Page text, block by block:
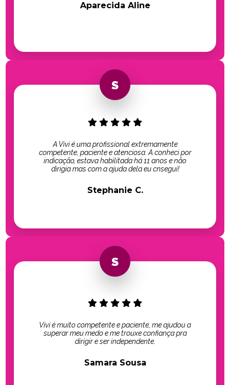
Aparecida Aline
A Vivi é uma profissional extremamente
competente, paciente e atenciosa. A conheci por
indicação, estava habilitada há 11 anos e não
dirigia mas com a ajuda dela eu cnsegui!
Stephanie C.
Vivi é muito competente e paciente, me ajudou a
superar meu medo e me trouxe confiança pra
dirigir e ser independente.
Samara Sousa